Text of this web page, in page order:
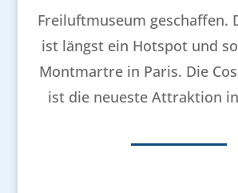
Freiluftmuseum geschaffen.
ist längst ein Hotspot und
Montmartre in Paris. Die
ist die neueste Attraktion